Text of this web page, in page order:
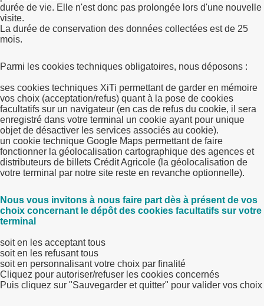
durée de vie. Elle n'est donc pas prolongée lors d'une nouvelle
visite.
La durée de conservation des données collectées est de 25
mois.
Parmi les cookies techniques obligatoires, nous déposons :
ses cookies techniques XiTi permettant de garder en mémoire
vos choix (acceptation/refus) quant à la pose de cookies
facultatifs sur un navigateur (en cas de refus du cookie, il sera
enregistré dans votre terminal un cookie ayant pour unique
objet de désactiver les services associés au cookie).
un cookie technique Google Maps permettant de faire
fonctionner la géolocalisation cartographique des agences et
distributeurs de billets Crédit Agricole (la géolocalisation de
votre terminal par notre site reste en revanche optionnelle).
Nous vous invitons à nous faire part dès à présent de vos
choix concernant le dépôt des cookies facultatifs sur votre
terminal
soit en les acceptant tous
soit en les refusant tous
soit en personnalisant votre choix par finalité
Cliquez pour autoriser/refuser les cookies concernés
Puis cliquez sur "Sauvegarder et quitter" pour valider vos choix